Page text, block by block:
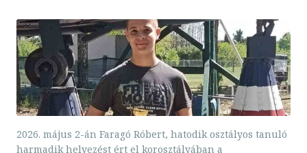
2026. május 2-án Faragó Róbert, hatodik osztályos tanuló
harmadik helyezést ért el korosztályában a